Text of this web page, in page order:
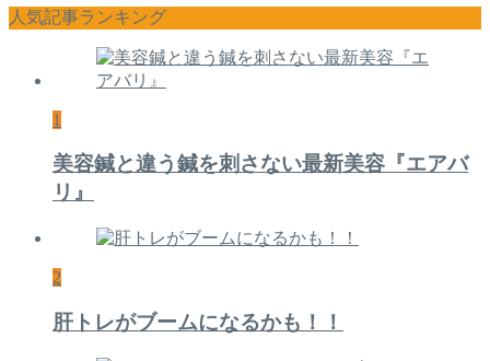
人気記事ランキング
1
美容鍼と違う鍼を刺さない最新美容『エアバ
リ』
2
肝トレがブームになるかも！！